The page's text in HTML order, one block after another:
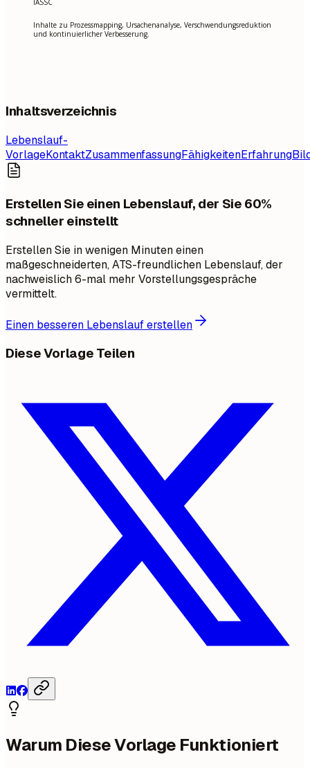
Inhalte zu Prozessmapping, Ursachenanalyse, Verschwendungsreduktion
und kontinuierlicher Verbesserung.
Inhaltsverzeichnis
Lebenslauf-
VorlageKontaktZusammenfassungFähigkeitenErfahrung
Erstellen Sie einen Lebenslauf, der Sie 60%
schneller einstellt
Erstellen Sie in wenigen Minuten einen
maßgeschneiderten, ATS-freundlichen Lebenslauf, der
nachweislich 6-mal mehr Vorstellungsgespräche
vermittelt.
Einen besseren Lebenslauf erstellen
Diese Vorlage Teilen
Warum Diese Vorlage Funktioniert